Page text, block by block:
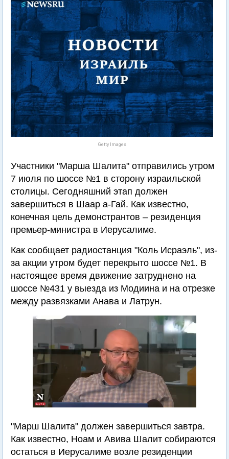
Getty Images
Участники "Марша Шалита" отправились утром
7 июля по шоссе №1 в сторону израильской
столицы. Сегодняшний этап должен
завершиться в Шаар а-Гай. Как известно,
конечная цель демонстрантов – резиденция
премьер-министра в Иерусалиме.
Как сообщает радиостанция "Коль Исраэль", из-
за акции утром будет перекрыто шоссе №1. В
настоящее время движение затруднено на
шоссе №431 у выезда из Модиина и на отрезке
между развязками Анава и Латрун.
"Марш Шалита" должен завершиться завтра.
Как известно, Ноам и Авива Шалит собираются
остаться в Иерусалиме возле резиденции